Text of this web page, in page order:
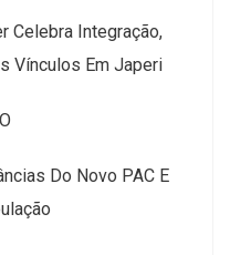
Celebra Integração,
Vínculos Em Japeri
Do Novo PAC E